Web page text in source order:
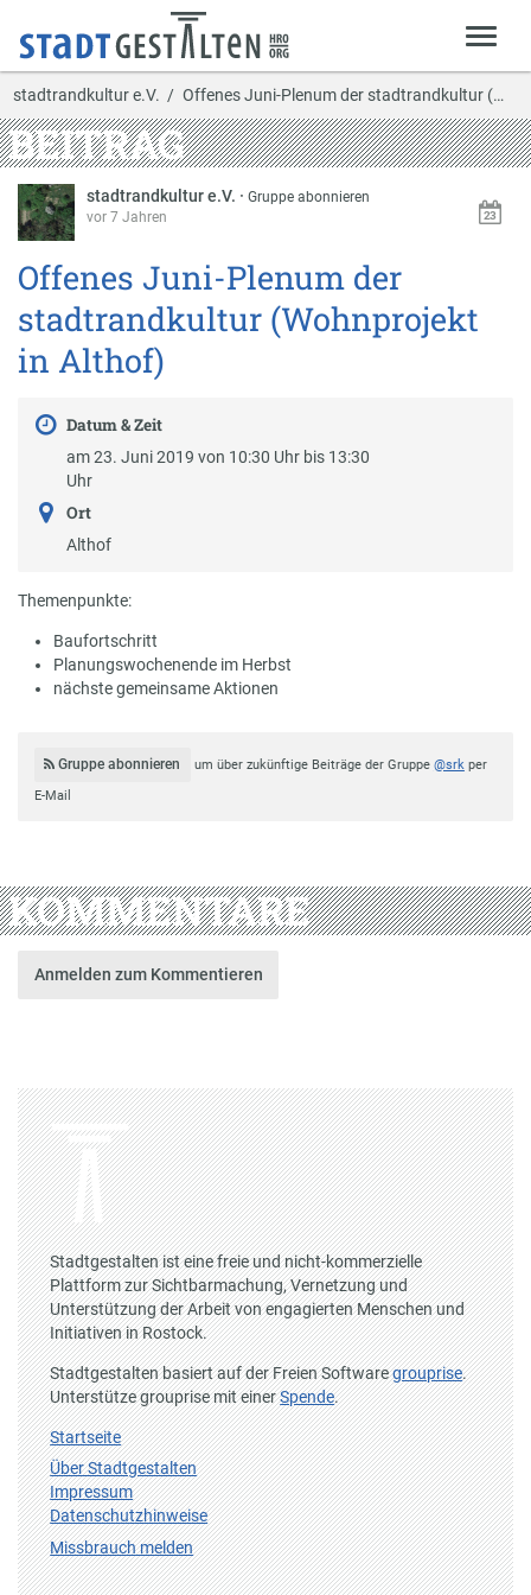
stadtrandkultur e.V. Offenes Juni-Plenum der stadtrandkultur (Wohnproj…
BEITRAG
stadtrandkultur e.V. ·Gruppe abonnieren
vor 7 Jahren
Offenes Juni-Plenum der
stadtrandkultur (Wohnprojekt
in Althof)
Datum & Zeit
am 23. Juni 2019 von 10:30 Uhr bis 13:30
Uhr
Ort
Althof
Themenpunkte:
Baufortschritt
Planungswochenende im Herbst
nächste gemeinsame Aktionen
Gruppe abonnieren um über zukünftige Beiträge der Gruppe @srkper
E-Mail
KOMMENTARE
Anmelden zum Kommentieren
Stadtgestalten ist eine freie und nicht-kommerzielle
Plattform zur Sichtbarmachung, Vernetzung und
Unterstützung der Arbeit von engagierten Menschen und
Initiativen in Rostock.
Stadtgestalten basiert auf der Freien Softwaregrouprise.
Unterstütze grouprise mit einerSpende.
Startseite
Über Stadtgestalten
Impressum
Datenschutzhinweise
Missbrauch melden